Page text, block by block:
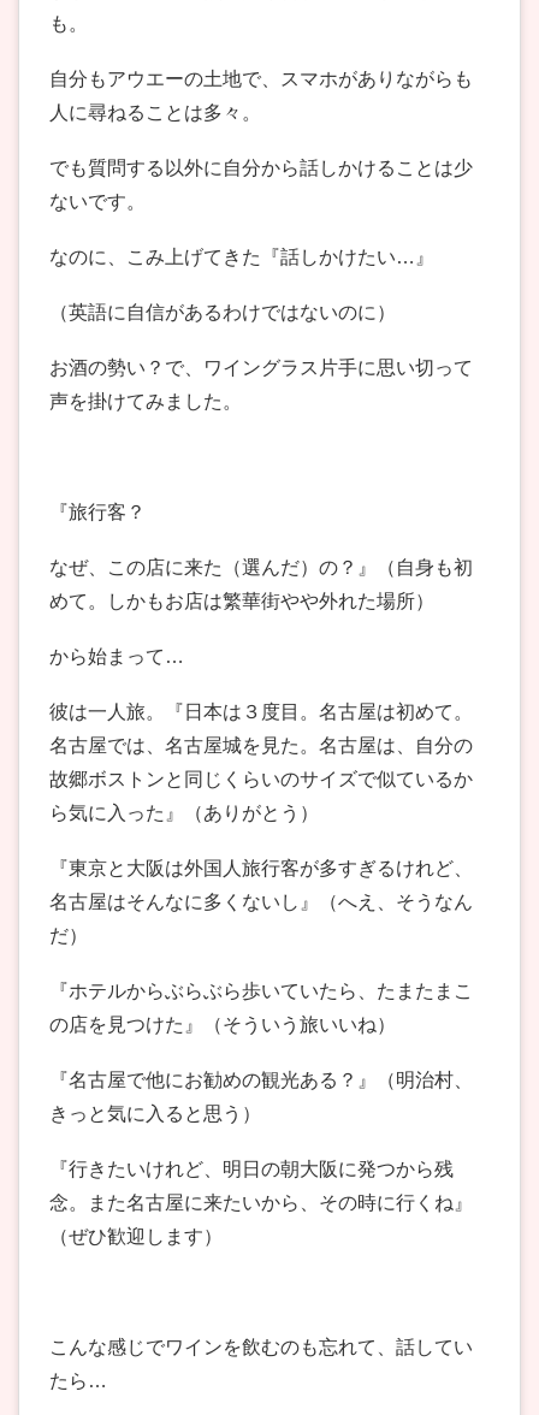
も。
自分もアウエーの土地で、スマホがありながらも
人に尋ねることは多々。
でも質問する以外に自分から話しかけることは少
ないです。
なのに、こみ上げてきた『話しかけたい…』
（英語に自信があるわけではないのに）
お酒の勢い？で、ワイングラス片手に思い切って
声を掛けてみました。
『旅行客？
なぜ、この店に来た（選んだ）の？』（自身も初
めて。しかもお店は繁華街やや外れた場所）
から始まって…
彼は一人旅。『日本は３度目。名古屋は初めて。
名古屋では、名古屋城を見た。名古屋は、自分の
故郷ボストンと同じくらいのサイズで似ているか
ら気に入った』（ありがとう）
『東京と大阪は外国人旅行客が多すぎるけれど、
名古屋はそんなに多くないし』（へえ、そうなん
だ）
『ホテルからぶらぶら歩いていたら、たまたまこ
の店を見つけた』（そういう旅いいね）
『名古屋で他にお勧めの観光ある？』（明治村、
きっと気に入ると思う）
『行きたいけれど、明日の朝大阪に発つから残
念。また名古屋に来たいから、その時に行くね』
（ぜひ歓迎します）
こんな感じでワインを飲むのも忘れて、話してい
たら…